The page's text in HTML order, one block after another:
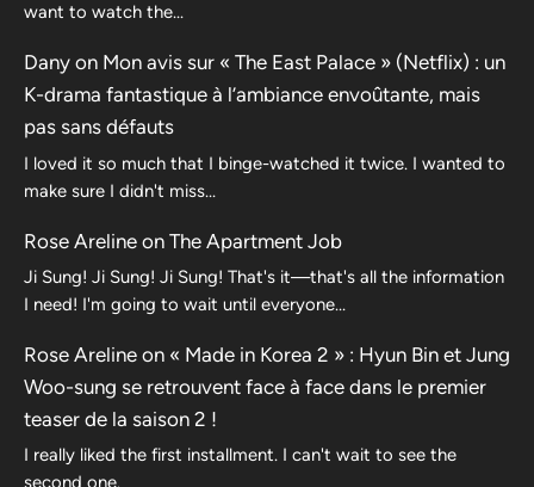
want to watch the...
Dany on Mon avis sur « The East Palace » (Netflix) : un
K-drama fantastique à l’ambiance envoûtante, mais
pas sans défauts
I loved it so much that I binge-watched it twice. I wanted to
make sure I didn't miss…
Rose Areline on The Apartment Job
Ji Sung! Ji Sung! Ji Sung! That's it—that's all the information
I need! I'm going to wait until everyone…
Rose Areline on « Made in Korea 2 » : Hyun Bin et Jung
Woo-sung se retrouvent face à face dans le premier
teaser de la saison 2 !
I really liked the first installment. I can't wait to see the
second one.